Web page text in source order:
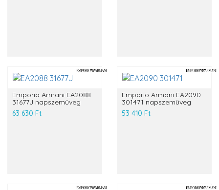
Emporio Armani EA2088
31677J napszemüveg
63 630 Ft
Emporio Armani EA2090
301471 napszemüveg
53 410 Ft